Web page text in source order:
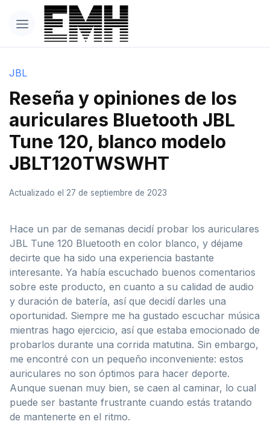
JBL
Reseña y opiniones de los
auriculares Bluetooth JBL
Tune 120, blanco modelo
JBLT120TWSWHT
Actualizado el 27 de septiembre de 2023
Hace un par de semanas decidí probar los auriculares
JBL Tune 120 Bluetooth en color blanco, y déjame
decirte que ha sido una experiencia bastante
interesante. Ya había escuchado buenos comentarios
sobre este producto, en cuanto a su calidad de audio
y duración de batería, así que decidí darles una
oportunidad. Siempre me ha gustado escuchar música
mientras hago ejercicio, así que estaba emocionado de
probarlos durante una corrida matutina. Sin embargo,
me encontré con un pequeño inconveniente: estos
auriculares no son óptimos para hacer deporte.
Aunque suenan muy bien, se caen al caminar, lo cual
puede ser bastante frustrante cuando estás tratando
de mantenerte en el ritmo.